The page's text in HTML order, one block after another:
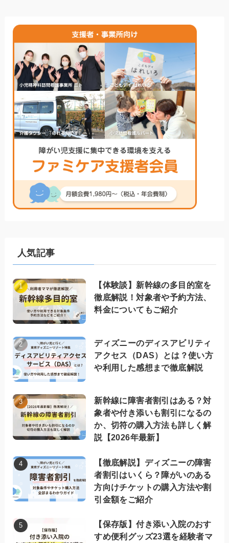
人気記事
【体験談】新幹線の多目的室を
徹底解説！対象者や予約方法、
料金についてもご紹介
ディズニーのディスアビリティ
アクセス（DAS）とは？使い方
や利用した感想まで徹底解説
新幹線に障害者割引はある？対
象者や付き添いも割引になるの
か、切符の購入方法も詳しく解
説【2026年最新】
【徹底解説】ディズニーの障害
者割引はいくら？障がいのある
方向けチケットの購入方法や割
引金額をご紹介
【保存版】付き添い入院のおす
すめ便利グッズ23選を経験者マ